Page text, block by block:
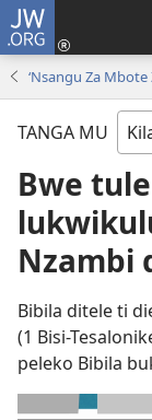
JW.ORG
‘Nsangu Za
TANGA MU
Bwe
Nzambi
Bibila ditele ti
(1 Bisi-
peleko Bibila